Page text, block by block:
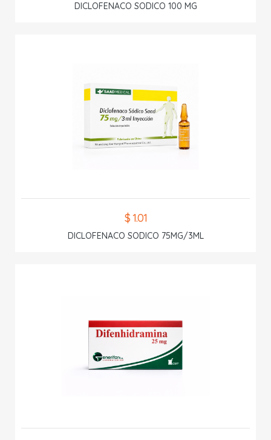
DICLOFENACO SODICO 100 MG
$ 1.01
DICLOFENACO SODICO 75MG/3ML